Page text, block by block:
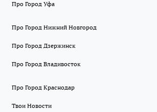
Про Город Уфа
Про Город Нижний Новгород
Про Город Дзержинск
Про Город Владивосток
Про Город Краснодар
Твои Новости